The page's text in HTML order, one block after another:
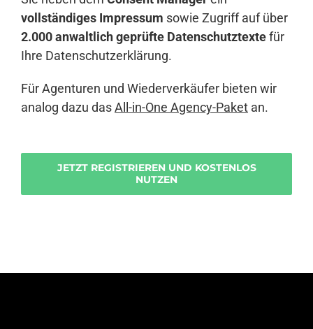
vollständiges Impressum sowie Zugriff auf über
2.000 anwaltlich geprüfte Datenschutztextefür
Ihre Datenschutzerklärung.
Für Agenturen und Wiederverkäufer bieten wir
analog dazu dasAll-in-One Agency-Paket an.
JETZT REGISTRIEREN UND KOSTENLOS
NUTZEN